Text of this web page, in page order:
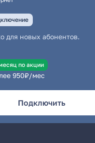
для новых абонентов.
по акции
950₽/мес
Подключить